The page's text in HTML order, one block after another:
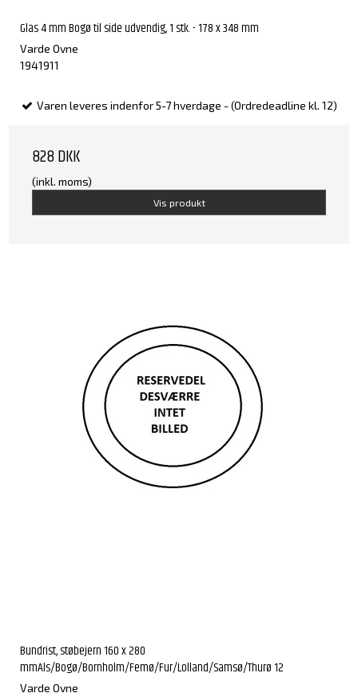
Glas 4 mm Bogø til side udvendig, 1 stk. - 178 x 348 mm
Varde Ovne
1941911
Varen leveres indenfor 5-7 hverdage - (Ordredeadline kl. 12)
828 DKK
(inkl. moms)
Vis produkt
Bundrist, støbejern 160 x 280
mmAls/Bogø/Bornholm/Femø/Fur/Lolland/Samsø/Thurø 12
Varde Ovne